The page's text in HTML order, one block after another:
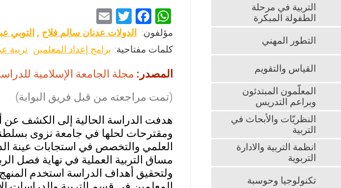
W
h
at
A
p
F
a
ce
o
o
k
T
wi
tt
er
m
ai
l
مؤلفون: الدولات عدنان سالم فلاح ,التوبي
كلمات مفتاحية: برامج إعداد المعلمين تربية
المصدر: مجلة الجامعة الإسلامية للدراسات
(تمت مراجعته من قبل فريق البوابة)
هدفت الدراسة الحالية إلى الكشف عن
ومقترحات لحلها في جامعة نزوى
العلمي والتخصص في استجابات عينة
مساق التربية العملية في نهاية فصل الربيع من
ولتحقيق أهداف الدراسة استخدم
التربية في مرحلة
الطفولة المبكرة
التطور المهني
القياس والتقويم
المعلّمون المبتدئون
وبراعم التدريس
النظريّات والأبحاث في
التربية
انظمة التربية والادارة
التربوية
تكنولوجيا وحوسبة